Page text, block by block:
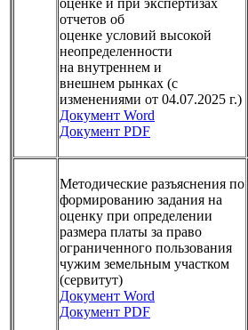
оценке и при экспертизах
отчетов об
оценке условий высокой
неопределенности
на внутреннем и
внешнем рынках (с
изменениями от 04.07.2025 г.)
Документ Word
Документ PDF
Методические разъяснения по
формированию задания на
оценку при определении
размера платы за право
ограниченного пользования
чужим земельным участком
(сервитут)
Документ Word
Документ PDF